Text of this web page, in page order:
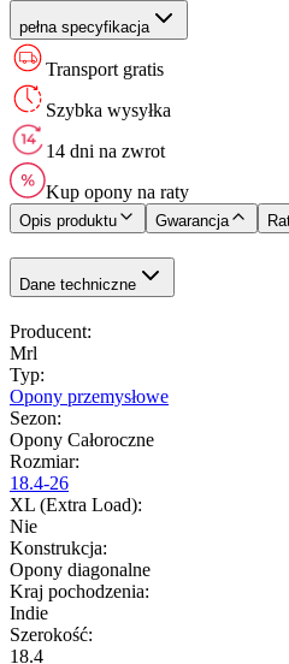
pełna specyfikacja
Transport gratis
Szybka wysyłka
14 dni na zwrot
Kup opony na raty
Opis produktu Gwarancja
Dane techniczne
Producent:
Mrl
Typ:
Opony przemysłowe
Sezon:
Opony Całoroczne
Rozmiar:
18.4-26
XL (Extra Load):
Nie
Konstrukcja:
Opony diagonalne
Kraj pochodzenia:
Indie
Szerokość:
18.4